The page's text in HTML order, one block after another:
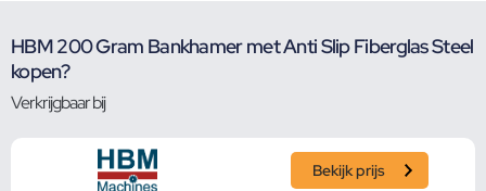
HBM 200 Gram Bankhamer met Anti Slip Fiberglas Steel
kopen?
Verkrijgbaar bij
Bekijk prijs